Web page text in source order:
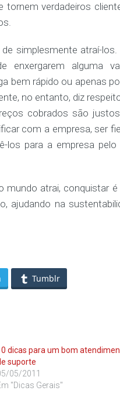
tornem verdadeiros
simplesmente atraí-los.
enxergarem alguma
bem rápido ou apenas
no entanto, diz
cobrados são
com a empresa, ser
los para a empresa
mundo atrai, conquistar
ajudando na
Tumblr
dicas para um bom
suporte
05/2011
"Dicas Gerais"